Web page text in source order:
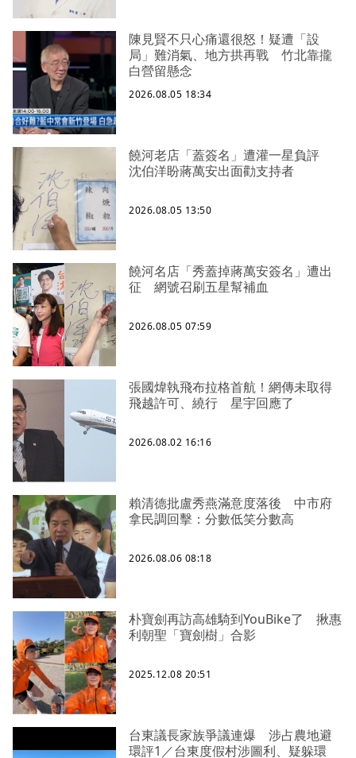
陳見賢不只心痛還很怒！疑遭「設
局」難消氣、地方拱再戰 竹北靠攏
白營留懸念
2026.08.05 18:34
饒河老店「蓋簽名」遭灌一星負評
沈伯洋盼蔣萬安出面勸支持者
2026.08.05 13:50
饒河名店「秀蓋掉蔣萬安簽名」遭出
征 網號召刷五星幫補血
2026.08.05 07:59
張國煒執飛布拉格首航！網傳未取得
飛越許可、繞行 星宇回應了
2026.08.02 16:16
賴清德批盧秀燕滿意度落後 中市府
拿民調回擊：分數低笑分數高
2026.08.06 08:18
朴寶劍再訪高雄騎到YouBike了 揪惠
利朝聖「寶劍樹」合影
2025.12.08 20:51
台東議長家族爭議連爆 涉占農地避
環評1／台東度假村涉圖利、疑躲環